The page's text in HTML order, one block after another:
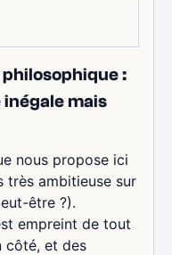
:
mais
nous propose ici
très ambitieuse sur
être ?).
empreint de tout
côté, et des